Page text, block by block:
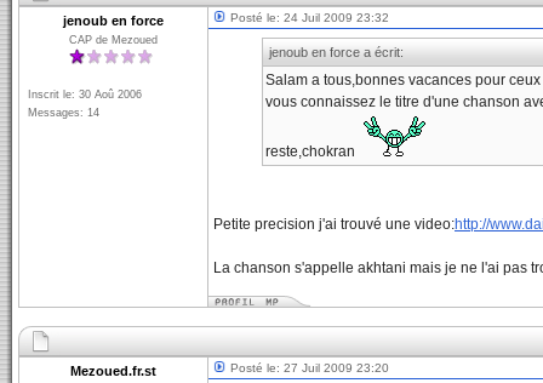
jenoub en force
CAP de Mezoued
Inscrit le: 30 Aoû 2006
Messages: 14
Posté le: 24 Juil 2009 23:32
jenoub en force a écrit:
Salam a tous,bonnes vacances pour
vous connaissez le titre d'une chanson
reste,chokran
Petite precision j'ai trouvé une video:http://
La chanson s'appelle akhtani mais je ne l'ai pas
Mezoued.fr.st Posté le: 27 Juil 2009 23:20